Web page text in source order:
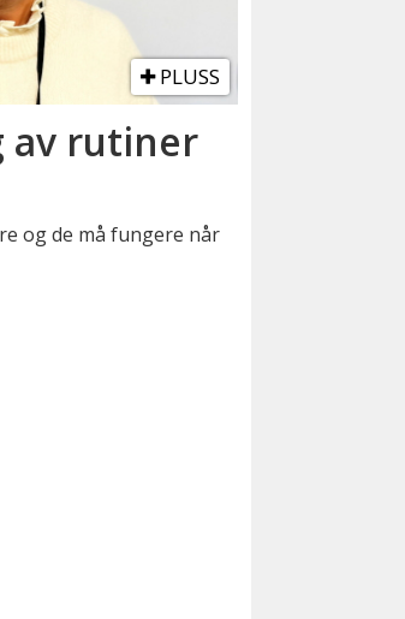
PLUSS
av rutiner
og de må fungere når